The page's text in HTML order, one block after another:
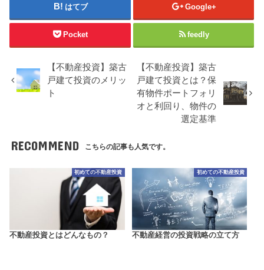
はてブ Google+
Pocket feedly
【不動産投資】築古
戸建て投資のメリッ
ト
【不動産投資】築古
戸建て投資とは？保
有物件ポートフォリ
オと利回り、物件の
選定基準
RECOMMEND こちらの記事も人気です。
初めての不動産投資
不動産投資とはどんなもの？
初めての不動産投資
不動産経営の投資戦略の立て方